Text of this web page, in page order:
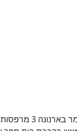
דירת 4 חדרים מרווחת